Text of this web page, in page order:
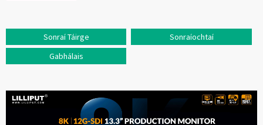
Sonraí Táirge
Sonraíochtaí
Gabhálais